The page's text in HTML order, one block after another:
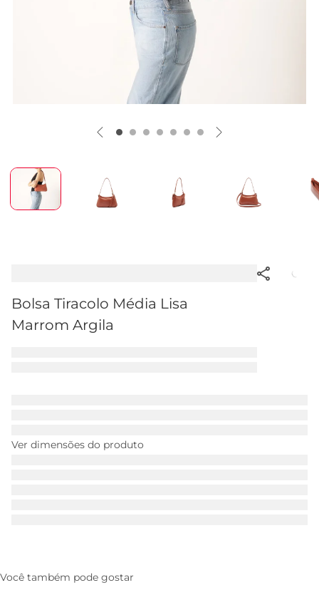
Bolsa Tiracolo Média Lisa
Marrom Argila
Ver dimensões do produto
Você também pode gostar